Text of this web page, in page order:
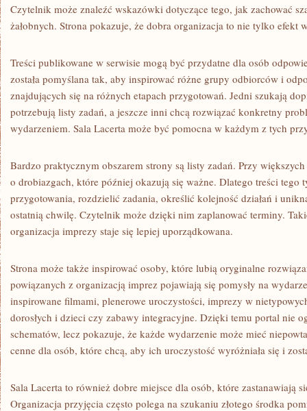
Czytelnik może znaleźć wskazówki dotyczące tego, jak zachować
żałobnych. Strona pokazuje, że dobra organizacja to nie tylko efekt
Treści publikowane w serwisie mogą być przydatne dla osób
została pomyślana tak, aby inspirować różne grupy odbiorców i
znajdujących się na różnych etapach przygotowań. Jedni szukają
potrzebują listy zadań, a jeszcze inni chcą rozwiązać konkretny
wydarzeniem. Sala Lacerta może być pomocna w każdym z tych
Bardzo praktycznym obszarem strony są listy zadań. Przy
o drobiazgach, które później okazują się ważne. Dlatego treści tego
przygotowania, rozdzielić zadania, określić kolejność działań i
ostatnią chwilę. Czytelnik może dzięki nim zaplanować terminy.
organizacja imprezy staje się lepiej uporządkowana.
Strona może także inspirować osoby, które lubią oryginalne
powiązanych z organizacją imprez pojawiają się pomysły na
inspirowane filmami, plenerowe uroczystości, imprezy w
dorosłych i dzieci czy zabawy integracyjne. Dzięki temu portal nie
schematów, lecz pokazuje, że każde wydarzenie może mieć
cenne dla osób, które chcą, aby ich uroczystość wyróżniała się i
Sala Lacerta to również dobre miejsce dla osób, które zastanawiają
Organizacja przyjęcia często polega na szukaniu złotego środka